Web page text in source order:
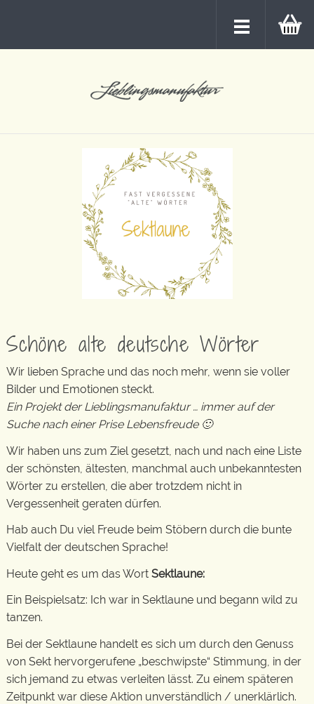
Schöne alte deutsche Wörter
Wir lieben Sprache und das noch mehr, wenn sie voller
Bilder und Emotionen steckt.
Ein Projekt der Lieblingsmanufaktur … immer auf der
Suche nach einer Prise Lebensfreude 🙂
Wir haben uns zum Ziel gesetzt, nach und nach eine Liste
der schönsten, ältesten, manchmal auch unbekanntesten
Wörter zu erstellen, die aber trotzdem nicht in
Vergessenheit geraten dürfen.
Hab auch Du viel Freude beim Stöbern durch die bunte
Vielfalt der deutschen Sprache!
Heute geht es um das Wort Sektlaune:
Ein Beispielsatz: Ich war in Sektlaune und begann wild zu
tanzen.
Bei der Sektlaune handelt es sich um durch den Genuss
von Sekt hervorgerufene „beschwipste“ Stimmung, in der
sich jemand zu etwas verleiten lässt. Zu einem späteren
Zeitpunkt war diese Aktion unverständlich / unerklärlich.